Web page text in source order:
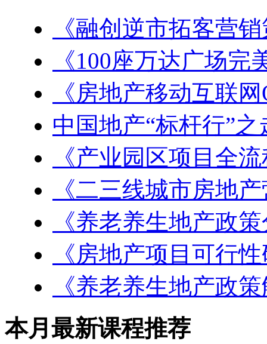
《融创逆市拓客营
《100座万达广场
《房地产移动互联
中国地产“标杆行”
《产业园区项目全
《二三线城市房地
《养老养生地产政
《房地产项目可行
《养老养生地产政
本月最新课程推荐